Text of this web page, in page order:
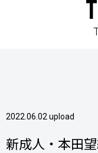
2022.06.02 upload
新成人・本田